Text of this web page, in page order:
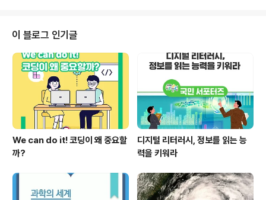
이 블로그 인기글
We can do it! 코딩이 왜 중요할
까?
디지털 리터러시, 정보를 읽는 능
력을 키워라